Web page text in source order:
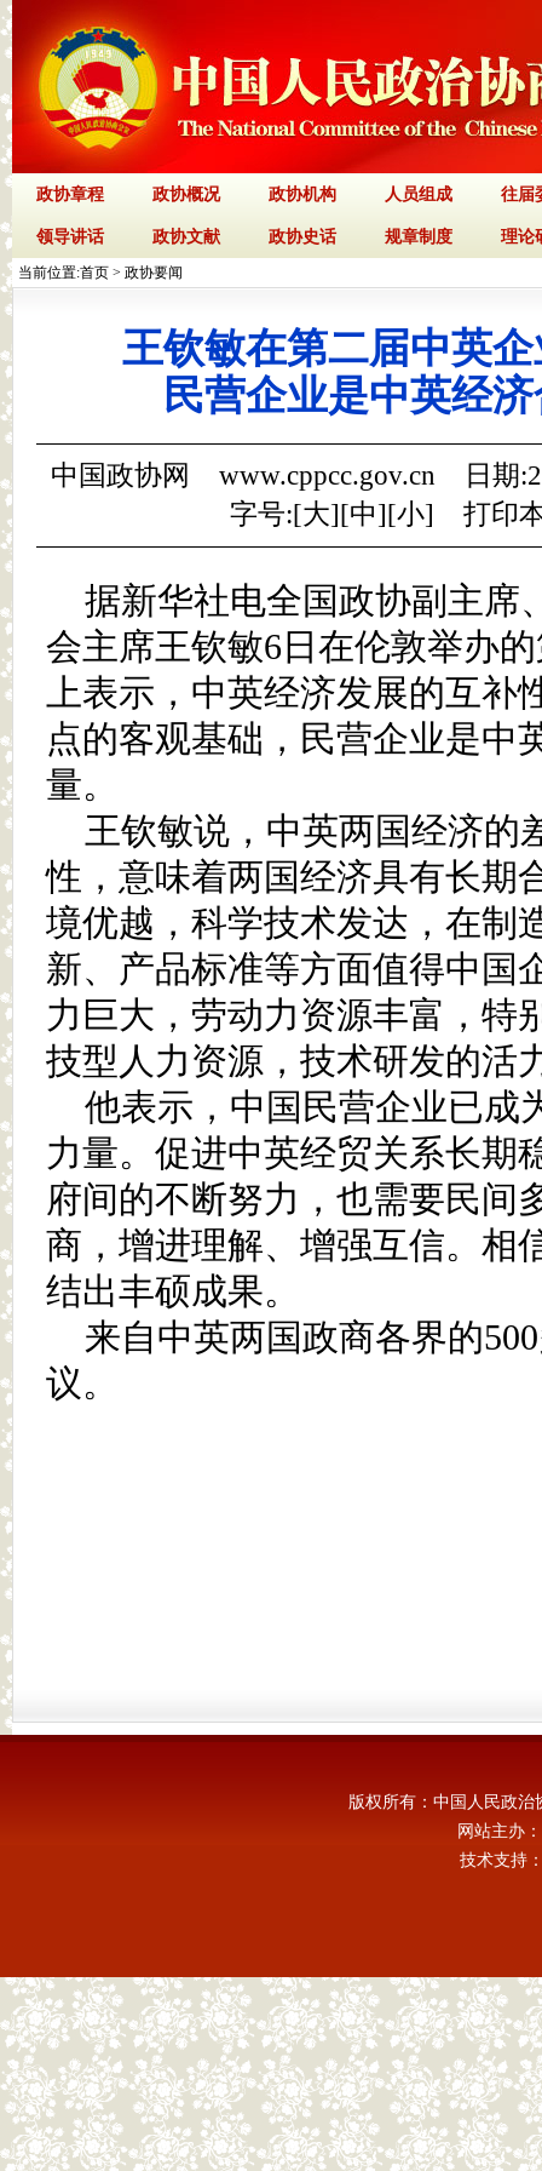
政协章程 政协概况 政协机构 人员组成 往届
领导讲话 政协文献 政协史话 规章制度 理论
当前位置:首页 > 政协要闻
王钦敏在第二届中英
民营企业是中英经
中国政协网 www.cppcc.gov.cn 日期
字号:[大][中][小] 打印
据新华社电全国政协副主席
会主席王钦敏6日在伦敦举办
上表示，中英经济发展的互补
点的客观基础，民营企业是中
量。
王钦敏说，中英两国经济的
性，意味着两国经济具有长期
境优越，科学技术发达，在制
新、产品标准等方面值得中国
力巨大，劳动力资源丰富，特
技型人力资源，技术研发的活
他表示，中国民营企业已成
力量。促进中英经贸关系长期
府间的不断努力，也需要民间
商，增进理解、增强互信。相
结出丰硕成果。
来自中英两国政商各界的
议。
版权所有：中国人民政
网站主办
技术支持